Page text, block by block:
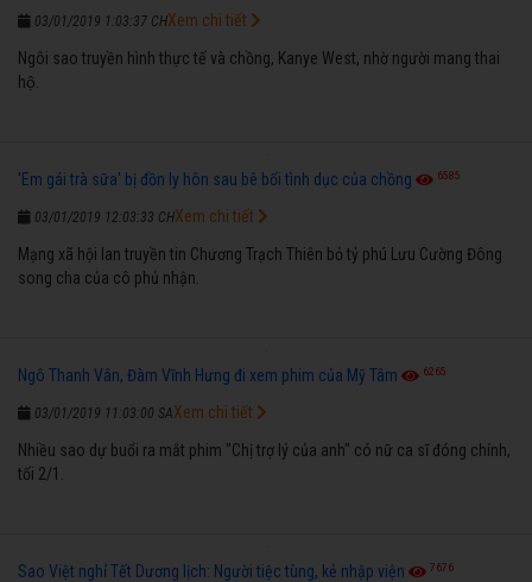
03/01/2019 1:03:37 CH
Ngôi sao truyền hình thực tế và chồng, Kanye West, nhờ người mang thai
hộ.
Xem chi tiết
'Em gái trà sữa' bị đồn ly hôn sau bê bối tình dục của chồng 6585
03/01/2019 12:03:33 CH
Mạng xã hội lan truyền tin Chương Trạch Thiên bỏ tỷ phú Lưu Cường Đông
song cha của cô phủ nhận.
Xem chi tiết
Ngô Thanh Vân, Đàm Vĩnh Hưng đi xem phim của Mỹ Tâm 6265
03/01/2019 11:03:00 SA
Nhiều sao dự buổi ra mắt phim "Chị trợ lý của anh" có nữ ca sĩ đóng chính,
tối 2/1.
Xem chi tiết
Sao Việt nghỉ Tết Dương lịch: Người tiệc tùng, kẻ nhập viện 7676